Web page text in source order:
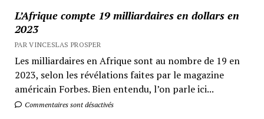
L’Afrique compte 19 milliardaires en dollars en
2023
PAR VINCESLAS PROSPER
Les milliardaires en Afrique sont au nombre de 19 en
2023, selon les révélations faites par le magazine
américain Forbes. Bien entendu, l’on parle ici...
Commentaires sont désactivés